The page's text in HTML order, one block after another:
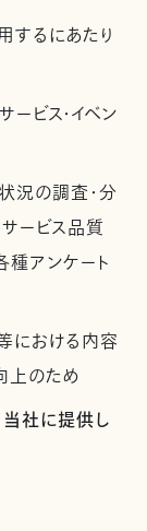
するにあたり
ビス・イベン
況の調査・分
ービス品質
種アンケート
における内容
上のため
社に提供し